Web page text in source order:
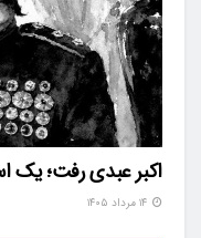
اکبر عبدی رفت؛ یک